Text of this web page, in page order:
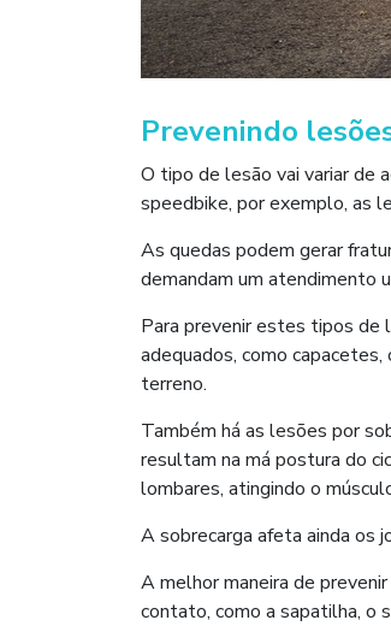
Prevenindo
O tipo de lesão vai variar de
speedbike, por exemplo, as
As quedas podem gerar
demandam um atendimento
Para prevenir estes tipos de
adequados, como
terreno.
Também há as lesões por
resultam na má postura do
lombares, atingindo o
A sobrecarga afeta ainda os
A melhor maneira de
contato, como a sapatilha, o